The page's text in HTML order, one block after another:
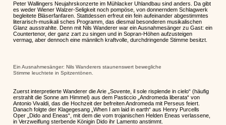
Peter Wallingers Neujahrskonzerte im Mühlacker Uhlandbau sind anders. Da gibt
es weder Wiener Walzer-Seligkeit noch pompöse, von donnerndem Schlagwerk
begleitete Bläserfanfaren. Stattdessen erfreut ein fein aufeinander abgestimmtes
literarisch-musikali­ sches Programm, das diesmal besonderen musikalischen
Glanz ausstrahlte. Denn mit Nils Wanderer war ein Ausnahmesänger zu Gast: ein
Countertenor, der ganz zart zu singen und in Sopran-Höhen aufzusteigen
vermag, aber dennoch eine männlich kraftvolle, durchdringende Stimme besitzt.
Ein Ausnahmesänger: Nils Wanderers staunenswert bewegliche
Stimme leuchtete in Spitzentönen.
Zuerst interpretierte Wanderer die Arie „Sovente, il sole risplende in cielo“ (häufig
erstrahlt die Sonne am Himmel) aus dem Pasticcio „Andromeda liberata“ von
Antonio Vivaldi, das die Hochzeit der befreiten Andromeda mit Perseus feiert.
Danach folgte der Klagegesang „When I am laid in earth“ aus Henry Purcells
Oper „Dido and Eneas“, mit dem die vom trojanischen Helden Eneas verlassene,
in Verzweiflung sterbende Königin Dido ihr Lamento anstimmt.